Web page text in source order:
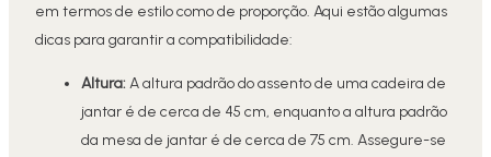
em termos de estilo como de proporção. Aqui estão algumas
dicas para garantir a compatibilidade:
Altura:A altura padrão do assento de uma cadeira de
jantar é de cerca de 45 cm, enquanto a altura padrão
da mesa de jantar é de cerca de 75 cm. Assegure-se